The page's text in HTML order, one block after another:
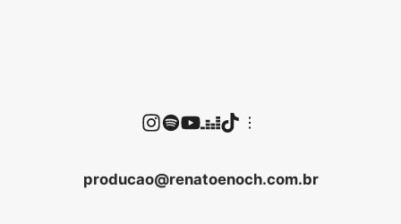
producao@renatoenoch.com.br